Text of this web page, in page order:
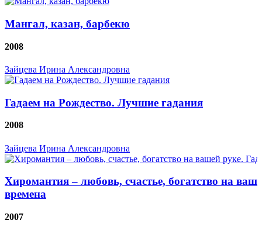
Мангал, казан, барбекю
2008
Зайцева Ирина Александровна
Гадаем на Рождество. Лучшие гадания
2008
Зайцева Ирина Александровна
Хиромантия – любовь, счастье, богатство на
времена
2007